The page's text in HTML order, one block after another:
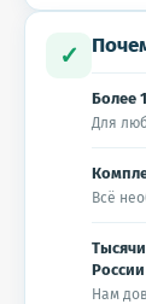
✓
Более
Для
Всё
России
Нам